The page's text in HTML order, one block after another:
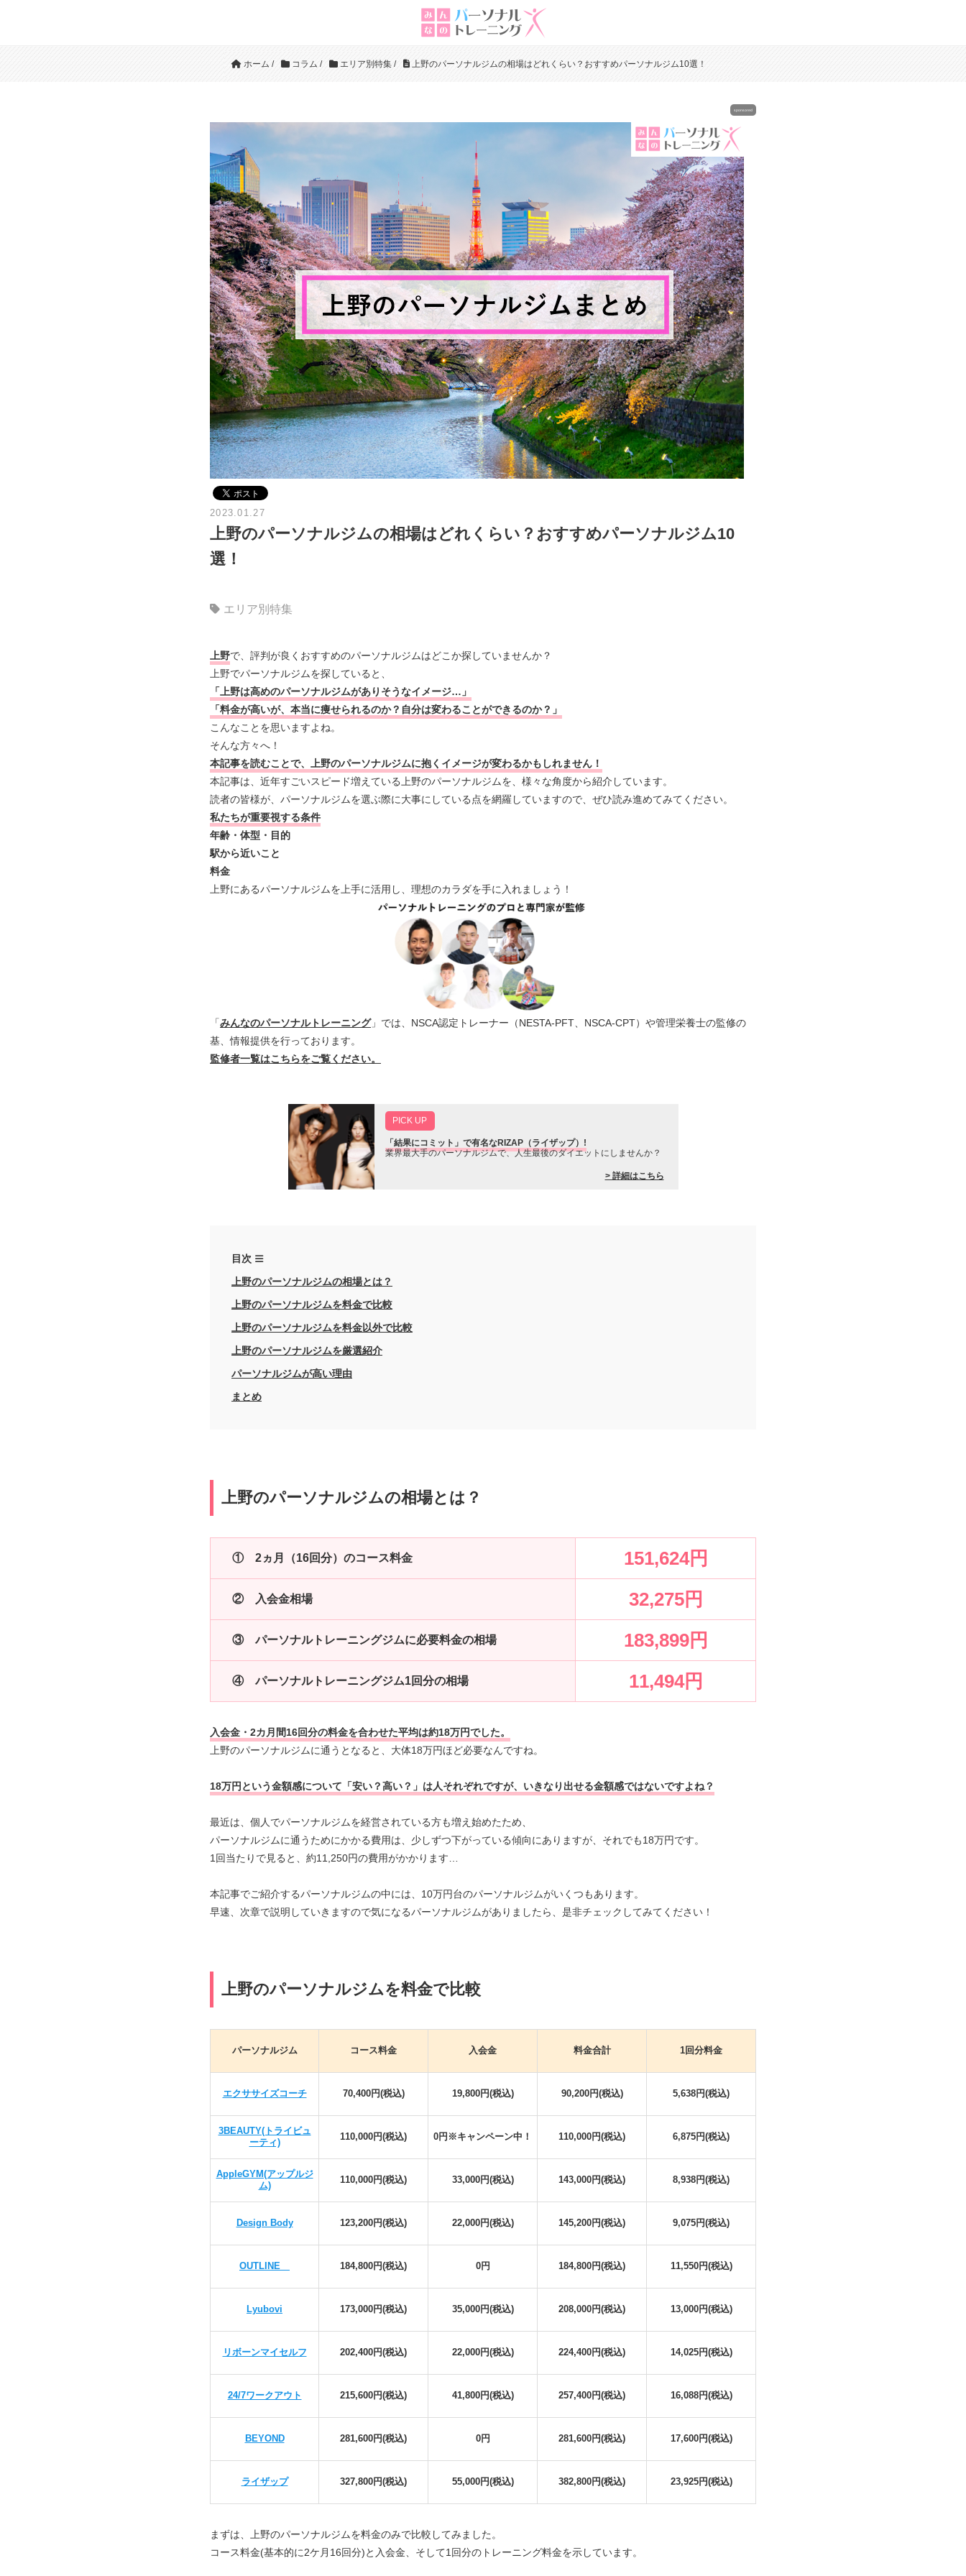
ホーム / コラム / エリア別特集 / 上野のパーソナルジムの相場はどれくらい？おすすめパーソナルジム10選！
sponsored
2023.01.27
上野のパーソナルジムの相場はどれくらい？おすすめパーソナルジム10
選！
エリア別特集
上野で、評判が良くおすすめのパーソナルジムはどこか探していませんか？
上野でパーソナルジムを探していると、
「上野は高めのパーソナルジムがありそうなイメージ…」
「料金が高いが、本当に痩せられるのか？自分は変わることができるのか？」
こんなことを思いますよね。
そんな方々へ！
本記事を読むことで、上野のパーソナルジムに抱くイメージが変わるかもしれません！
本記事は、近年すごいスピード増えている上野のパーソナルジムを、様々な角度から紹介しています。
読者の皆様が、パーソナルジムを選ぶ際に大事にしている点を網羅していますので、ぜひ読み進めてみてください。
私たちが重要視する条件
年齢・体型・目的
駅から近いこと
料金
上野にあるパーソナルジムを上手に活用し、理想のカラダを手に入れましょう！
「みんなのパーソナルトレーニング」では、NSCA認定トレーナー（NESTA-PFT、NSCA-CPT）や管理栄養士の監修の
基、情報提供を行っております。
監修者一覧はこちらをご覧ください。
PICK UP
「結果にコミット」で有名なRIZAP（ライザップ）!
業界最大手のパーソナルジムで、人生最後のダイエットにしませんか？
> 詳細はこちら
目次
上野のパーソナルジムの相場とは？
上野のパーソナルジムを料金で比較
上野のパーソナルジムを料金以外で比較
上野のパーソナルジムを厳選紹介
パーソナルジムが高い理由
まとめ
上野のパーソナルジムの相場とは？
① 2ヵ月（16回分）のコース料金 151,624円
② 入会金相場 32,275円
③ パーソナルトレーニングジムに必要料金の相場 183,899円
④ パーソナルトレーニングジム1回分の相場 11,494円
入会金・2カ月間16回分の料金を合わせた平均は約18万円でした。
上野のパーソナルジムに通うとなると、大体18万円ほど必要なんですね。
18万円という金額感について「安い？高い？」は人それぞれですが、いきなり出せる金額感ではないですよね？
最近は、個人でパーソナルジムを経営されている方も増え始めたため、
パーソナルジムに通うためにかかる費用は、少しずつ下がっている傾向にありますが、それでも18万円です。
1回当たりで見ると、約11,250円の費用がかかります…
本記事でご紹介するパーソナルジムの中には、10万円台のパーソナルジムがいくつもあります。
早速、次章で説明していきますので気になるパーソナルジムがありましたら、是非チェックしてみてください！
上野のパーソナルジムを料金で比較
パーソナルジム コース料金 入会金 料金合計 1回分料金
エクササイズコーチ 70,400円(税込) 19,800円(税込) 90,200円(税込) 5,638円(税込)
3BEAUTY(トライビュ
ーティ)
110,000円(税込) 0円※キャンペーン中！ 110,000円(税込) 6,875円(税込)
AppleGYM(アップルジ
ム)
110,000円(税込) 33,000円(税込) 143,000円(税込) 8,938円(税込)
Design Body 123,200円(税込) 22,000円(税込) 145,200円(税込) 9,075円(税込)
OUTLINE 184,800円(税込) 0円 184,800円(税込) 11,550円(税込)
Lyubovi 173,000円(税込) 35,000円(税込) 208,000円(税込) 13,000円(税込)
リボーンマイセルフ 202,400円(税込) 22,000円(税込) 224,400円(税込) 14,025円(税込)
24/7ワークアウト 215,600円(税込) 41,800円(税込) 257,400円(税込) 16,088円(税込)
BEYOND 281,600円(税込) 0円 281,600円(税込) 17,600円(税込)
ライザップ 327,800円(税込) 55,000円(税込) 382,800円(税込) 23,925円(税込)
まずは、上野のパーソナルジムを料金のみで比較してみました。
コース料金(基本的に2ケ月16回分)と入会金、そして1回分のトレーニング料金を示しています。